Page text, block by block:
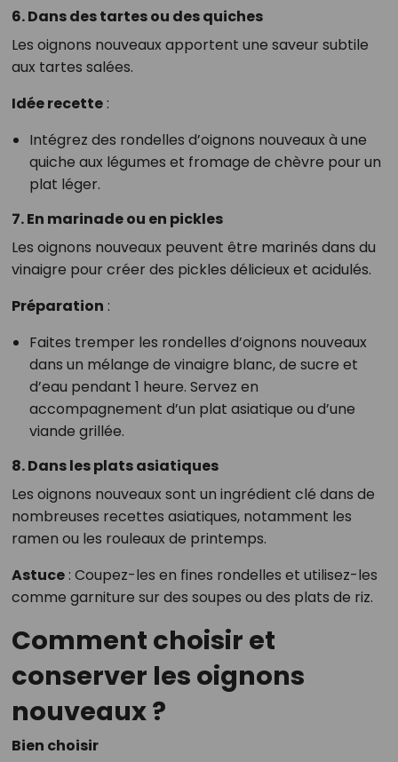
6. Dans des tartes ou des quiches
Les oignons nouveaux apportent une saveur subtile
aux tartes salées.
Idée recette:
Intégrez des rondelles d’oignons nouveaux à une
quiche aux légumes et fromage de chèvre pour un
plat léger.
7. En marinade ou en pickles
Les oignons nouveaux peuvent être marinés dans du
vinaigre pour créer des pickles délicieux et acidulés.
Préparation :
Faites tremper les rondelles d’oignons nouveaux
dans un mélange de vinaigre blanc, de sucre et
d’eau pendant 1 heure. Servez en
accompagnement d’un plat asiatique ou d’une
viande grillée.
8. Dans les plats asiatiques
Les oignons nouveaux sont un ingrédient clé dans de
nombreuses recettes asiatiques, notamment les
ramen ou les rouleaux de printemps.
Astuce: Coupez-les en fines rondelles et utilisez-les
comme garniture sur des soupes ou des plats de riz.
Comment choisir et
conserver les oignons
nouveaux ?
Bien choisir